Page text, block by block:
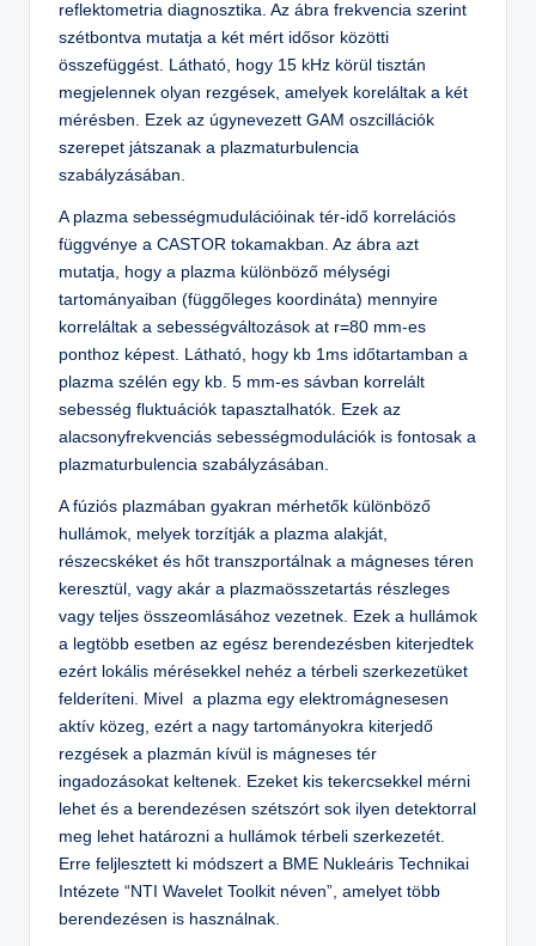
reflektometria diagnosztika. Az ábra frekvencia szerint
szétbontva mutatja a két mért idősor közötti
összefüggést. Látható, hogy 15 kHz körül tisztán
megjelennek olyan rezgések, amelyek koreláltak a két
mérésben. Ezek az úgynevezett GAM oszcillációk
szerepet játszanak a plazmaturbulencia
szabályzásában.
A plazma sebességmudulációinak tér-idő korrelációs
függvénye a CASTOR tokamakban. Az ábra azt
mutatja, hogy a plazma különböző mélységi
tartományaiban (függőleges koordináta) mennyire
korreláltak a sebességváltozások at r=80 mm-es
ponthoz képest. Látható, hogy kb 1ms időtartamban a
plazma szélén egy kb. 5 mm-es sávban korrelált
sebesség fluktuációk tapasztalhatók. Ezek az
alacsonyfrekvenciás sebességmodulációk is fontosak a
plazmaturbulencia szabályzásában.
A fúziós plazmában gyakran mérhetők különböző
hullámok, melyek torzítják a plazma alakját,
részecskéket és hőt transzportálnak a mágneses téren
keresztül, vagy akár a plazmaösszetartás részleges
vagy teljes összeomlásához vezetnek. Ezek a hullámok
a legtöbb esetben az egész berendezésben kiterjedtek
ezért lokális mérésekkel nehéz a térbeli szerkezetüket
felderíteni. Mivel a plazma egy elektromágnesesen
aktív közeg, ezért a nagy tartományokra kiterjedő
rezgések a plazmán kívül is mágneses tér
ingadozásokat keltenek. Ezeket kis tekercsekkel mérni
lehet és a berendezésen szétszórt sok ilyen detektorral
meg lehet határozni a hullámok térbeli szerkezetét.
Erre feljlesztett ki módszert a BME Nukleáris Technikai
Intézete “NTI Wavelet Toolkit néven”, amelyet több
berendezésen is használnak.